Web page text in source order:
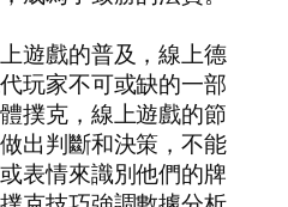
遊戲的普及，線上德
玩家不可或缺的一部
撲克，線上遊戲的節
出判斷和決策，不能
表情來識別他們的牌